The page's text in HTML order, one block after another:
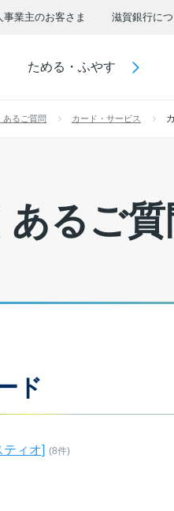
事業主のお客さま 滋賀銀行に
ためる・ふやす
あるご質問 カード・サービス
あるご質
ド
ティオ] (8件)